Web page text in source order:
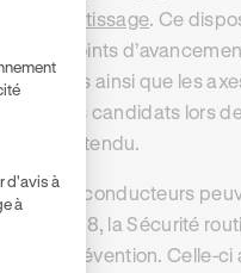
d’apprentissage. Ce
les points
ainsi que les
des candidats lors
niveau attendu.
futurs conducteurs
2018, la Sécurité
Prévention. Celle-
d'avis à
à